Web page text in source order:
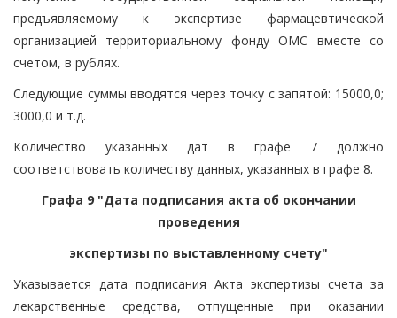
предъявляемому к экспертизе фармацевтической
организацией территориальному фонду ОМС вместе со
счетом, в рублях.
Следующие суммы вводятся через точку с запятой: 15000,0;
3000,0 и т.д.
Количество указанных дат в графе 7 должно
соответствовать количеству данных, указанных в графе 8.
Графа 9 "Дата подписания акта об окончании
проведения
экспертизы по выставленному счету"
Указывается дата подписания Акта экспертизы счета за
лекарственные средства, отпущенные при оказании